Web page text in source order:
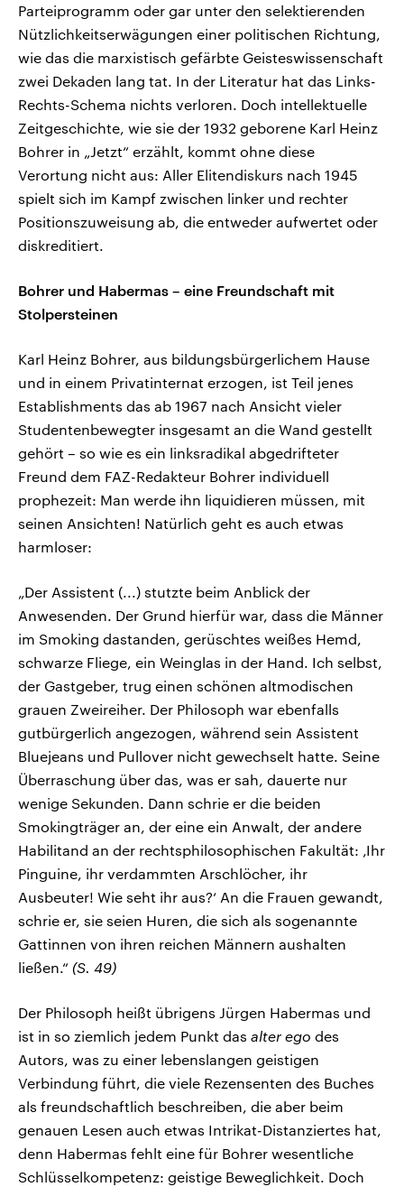
Parteiprogramm oder gar unter den selektierenden
Nützlichkeitserwägungen einer politischen Richtung,
wie das die marxistisch gefärbte Geisteswissenschaft
zwei Dekaden lang tat. In der Literatur hat das Links-
Rechts-Schema nichts verloren. Doch intellektuelle
Zeitgeschichte, wie sie der 1932 geborene Karl Heinz
Bohrer in „Jetzt“ erzählt, kommt ohne diese
Verortung nicht aus: Aller Elitendiskurs nach 1945
spielt sich im Kampf zwischen linker und rechter
Positionszuweisung ab, die entweder aufwertet oder
diskreditiert.
Bohrer und Habermas – eine Freundschaft mit
Stolpersteinen
Karl Heinz Bohrer, aus bildungsbürgerlichem Hause
und in einem Privatinternat erzogen, ist Teil jenes
Establishments das ab 1967 nach Ansicht vieler
Studentenbewegter insgesamt an die Wand gestellt
gehört – so wie es ein linksradikal abgedrifteter
Freund dem FAZ-Redakteur Bohrer individuell
prophezeit: Man werde ihn liquidieren müssen, mit
seinen Ansichten! Natürlich geht es auch etwas
harmloser:
„Der Assistent (...) stutzte beim Anblick der
Anwesenden. Der Grund hierfür war, dass die Männer
im Smoking dastanden, gerüschtes weißes Hemd,
schwarze Fliege, ein Weinglas in der Hand. Ich selbst,
der Gastgeber, trug einen schönen altmodischen
grauen Zweireiher. Der Philosoph war ebenfalls
gutbürgerlich angezogen, während sein Assistent
Bluejeans und Pullover nicht gewechselt hatte. Seine
Überraschung über das, was er sah, dauerte nur
wenige Sekunden. Dann schrie er die beiden
Smokingträger an, der eine ein Anwalt, der andere
Habilitand an der rechtsphilosophischen Fakultät: ‚Ihr
Pinguine, ihr verdammten Arschlöcher, ihr
Ausbeuter! Wie seht ihr aus?‘ An die Frauen gewandt,
schrie er, sie seien Huren, die sich als sogenannte
Gattinnen von ihren reichen Männern aushalten
ließen.“ (S. 49)
Der Philosoph heißt übrigens Jürgen Habermas und
ist in so ziemlich jedem Punkt das alter ego des
Autors, was zu einer lebenslangen geistigen
Verbindung führt, die viele Rezensenten des Buches
als freundschaftlich beschreiben, die aber beim
genauen Lesen auch etwas Intrikat-Distanziertes hat,
denn Habermas fehlt eine für Bohrer wesentliche
Schlüsselkompetenz: geistige Beweglichkeit. Doch